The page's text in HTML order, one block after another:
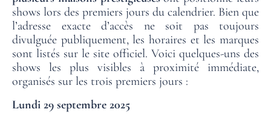
shows lors des premiers jours du calendrier. Bien que
l’adresse exacte d’accès ne soit pas toujours
divulguée publiquement, les horaires et les marques
sont listés sur le site officiel. Voici quelques-uns des
shows les plus visibles à proximité immédiate,
organisés sur les trois premiers jours :
Lundi 29 septembre 2025